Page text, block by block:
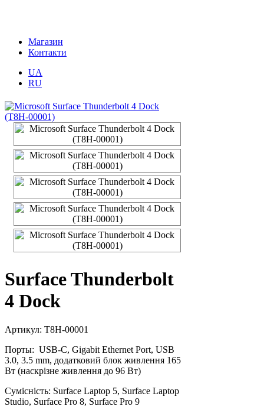
Магазин
Контакти
UA
RU
Surface Thunderbolt
4 Dock
Артикул: T8H-00001
Порты: USB-C, Gigabit Ethernet Port, USB
3.0, 3.5 mm, додатковий блок живлення 165
Вт (наскрізне живлення до 96 Вт)
Сумісність: Surface Laptop 5, Surface Laptop
Studio, Surface Pro 8, Surface Pro 9